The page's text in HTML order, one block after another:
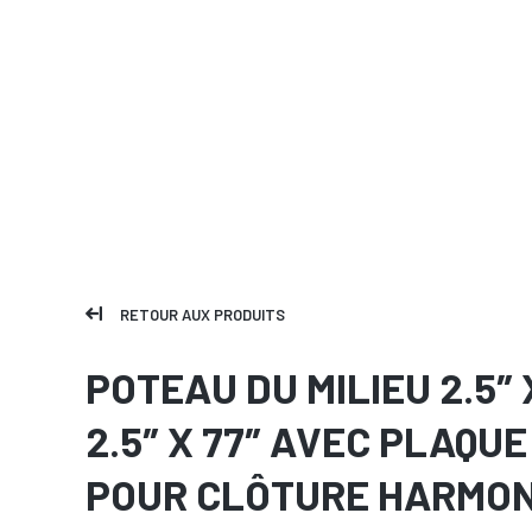
RETOUR AUX PRODUITS
POTEAU DU MILIEU 2.5″
2.5″ X 77″ AVEC PLAQUE
POUR CLÔTURE